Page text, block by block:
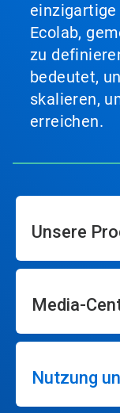
Ecolab,
zu
bedeutet,
skalieren,
erreichen.
Unsere
Media-
Nutzung